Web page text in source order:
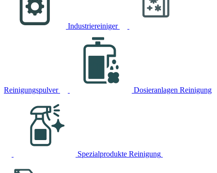
Industriereiniger
Reinigungspulver Dosieranlagen Reinigung
Spezialprodukte Reinigung